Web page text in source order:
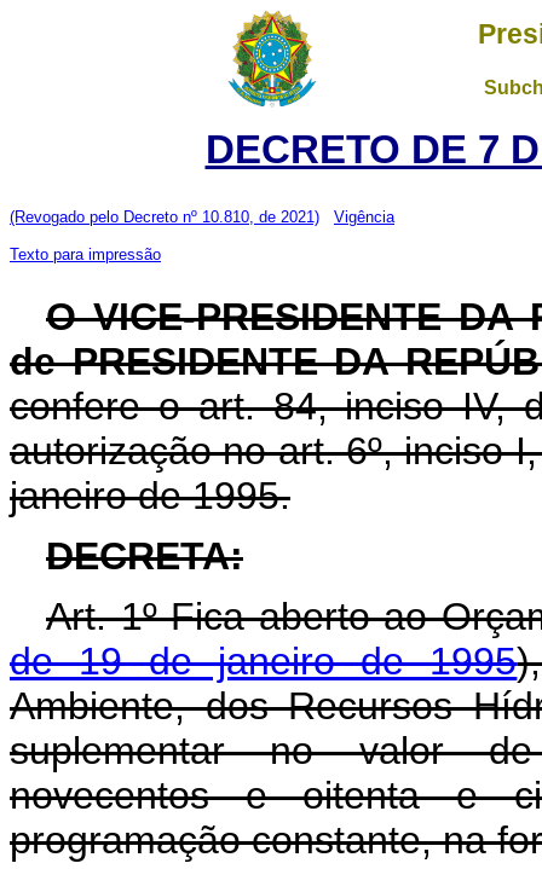
DECRETO DE 7
(Revogado pelo Decreto nº 10.810, de 2021) Vigência
Texto para impressão
O VICE-PRESIDENTE DA
de PRESIDENTE DA
confere o art. 84, inciso IV,
autorização no art. 6º, inciso
janeiro de 1995.
DECRETA:
Art. 1º Fica aberto ao
de 19 de janeiro de 1995
Ambiente, dos Recursos
suplementar no valor de
novecentos e oitenta e
programação constante, na